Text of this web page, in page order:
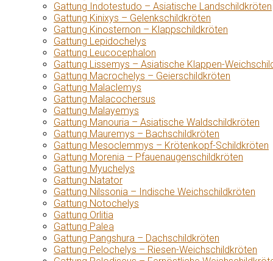
Gattung Indotestudo – Asiatische Landschildkröten
Gattung Kinixys – Gelenkschildkröten
Gattung Kinosternon – Klappschildkröten
Gattung Lepidochelys
Gattung Leucocephalon
Gattung Lissemys – Asiatische Klappen-
Gattung Macrochelys – Geierschildkröten
Gattung Malaclemys
Gattung Malacochersus
Gattung Malayemys
Gattung Manouria – Asiatische Waldschildkröten
Gattung Mauremys – Bachschildkröten
Gattung Mesoclemmys – Krötenkopf-Schildkröten
Gattung Morenia – Pfauenaugenschildkröten
Gattung Myuchelys
Gattung Natator
Gattung Nilssonia – Indische Weichschildkröten
Gattung Notochelys
Gattung Orlitia
Gattung Palea
Gattung Pangshura – Dachschildkröten
Gattung Pelochelys – Riesen-Weichschildkröten